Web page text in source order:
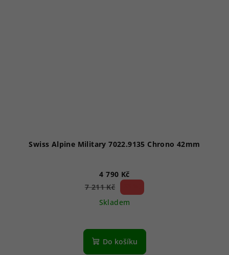
Swiss Alpine Military 7022.9135 Chrono 42mm
4 790 Kč
7 211 Kč
Skladem
Do košíku